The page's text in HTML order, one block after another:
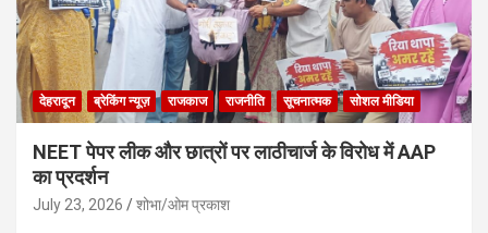
देहरादून ब्रेकिंग न्यूज़ राजकाज राजनीति सूचनात्मक सोशल मीडिया
NEET पेपर लीक और छात्रों पर लाठीचार्ज के विरोध में AAP
का प्रदर्शन
July 23, 2026 शोभा/ओम प्रकाश